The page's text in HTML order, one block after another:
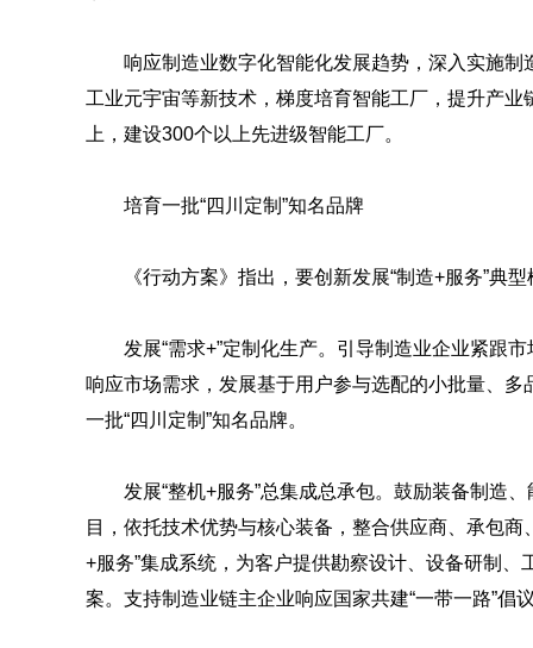
响应制造业数字化智能化发展趋势，深入实施制
工业元宇宙等新技术，梯度培育智能工厂，提升产
上，建设300个以上先进级智能工厂。
培育一批“四川定制”知名品牌
《行动方案》指出，要创新发展“制造+服务”典
发展“需求+”定制化生产。引导制造业企业紧跟
响应市场需求，发展基于用户参与选配的小批量、
一批“四川定制”知名品牌。
发展“整机+服务”总集成总承包。鼓励装备制造
目，依托技术优势与核心装备，整合供应商、承包
+服务”集成系统，为客户提供勘察设计、设备研制
案。支持制造业链主企业响应国家共建“一带一路”倡